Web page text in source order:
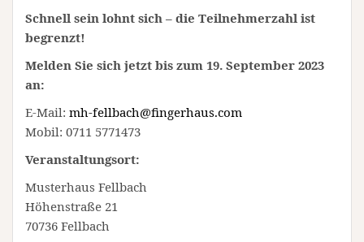
Schnell sein lohnt sich – die Teilnehmerzahl ist
begrenzt!
Melden Sie sich jetzt bis zum 19. September 2023
an:
E-Mail: mh-fellbach@fingerhaus.com
Mobil: 0711 5771473
Veranstaltungsort:
Musterhaus Fellbach
Höhenstraße 21
70736 Fellbach